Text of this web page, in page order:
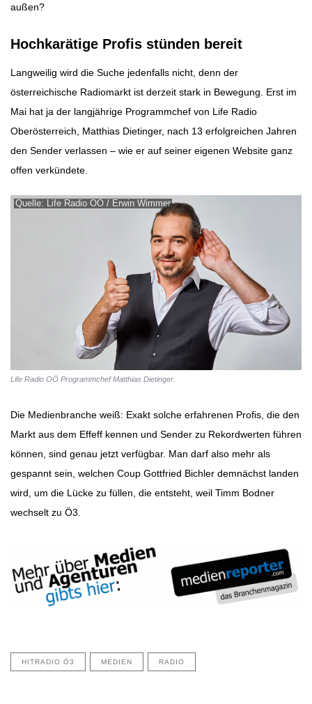
außen?
Hochkarätige Profis stünden bereit
Langweilig wird die Suche jedenfalls nicht, denn der
österreichische Radiomarkt ist derzeit stark in Bewegung. Erst im
Mai hat ja der langjährige Programmchef von Life Radio
Oberösterreich, Matthias Dietinger, nach 13 erfolgreichen Jahren
den Sender verlassen – wie er auf seiner eigenen Website ganz
offen verkündete.
Quelle: Life Radio OÖ / Erwin Wimmer
Life Radio OÖ Programmchef Matthias Dietinger.
Die Medienbranche weiß: Exakt solche erfahrenen Profis, die den
Markt aus dem Effeff kennen und Sender zu Rekordwerten führen
können, sind genau jetzt verfügbar. Man darf also mehr als
gespannt sein, welchen Coup Gottfried Bichler demnächst landen
wird, um die Lücke zu füllen, die entsteht, weil Timm Bodner
wechselt zu Ö3.
HITRADIO Ö3 MEDIEN RADIO